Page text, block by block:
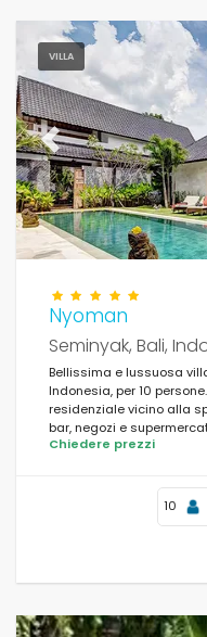
VILLA
Previous
Nyoman
Seminyak, Bali,
Bellissima e lussuosa
Indonesia, per 10
residenziale vicino alla
bar, negozi e
Seminyak.
Chiedere prezzi
10